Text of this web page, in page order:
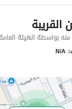
القريبة
بواسطة الهيئة
N/A